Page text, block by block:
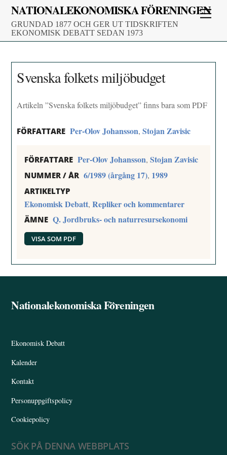
Skip
content
NATIONALEKONOMISKA FÖRENINGEN
GRUNDAD 1877 OCH GER UT TIDSKRIFTEN
EKONOMISK DEBATT SEDAN 1973
Svenska folkets miljöbudget
Artikeln ”Svenska folkets miljöbudget” finns bara som PDF
FÖRFATTARE Per-Olov Johansson,Stojan Zavisic
FÖRFATTARE Per-Olov Johansson,Stojan Zavisic
NUMMER / ÅR 6/1989 (årgång 17), 1989
ARTIKELTYP
Ekonomisk Debatt,Repliker och kommentarer
ÄMNE Q. Jordbruks- och naturresursekonomi
VISA SOM PDF
Back
Nationalekonomiska Föreningen
Ekonomisk Debatt
Kalender
Kontakt
Personuppgiftspolicy
Cookiepolicy
SÖK PÅ DENNA WEBBPLATS